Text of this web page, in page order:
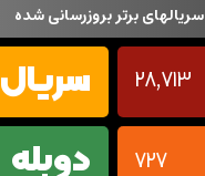
سریالهای برتر بروزرسانی شده
28,713 سریال
727 دوبله